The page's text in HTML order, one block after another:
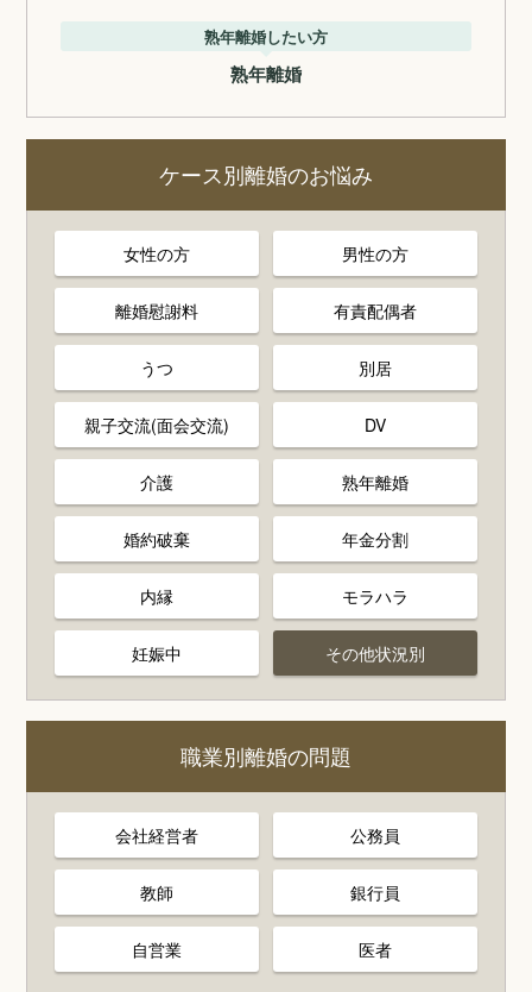
熟年離婚したい方
熟年離婚
ケース別離婚のお悩み
女性の方 男性の方
離婚慰謝料 有責配偶者
うつ 別居
親子交流(面会交流) DV
介護 熟年離婚
婚約破棄 年金分割
内縁 モラハラ
妊娠中 その他状況別
職業別離婚の問題
会社経営者 公務員
教師 銀行員
自営業 医者